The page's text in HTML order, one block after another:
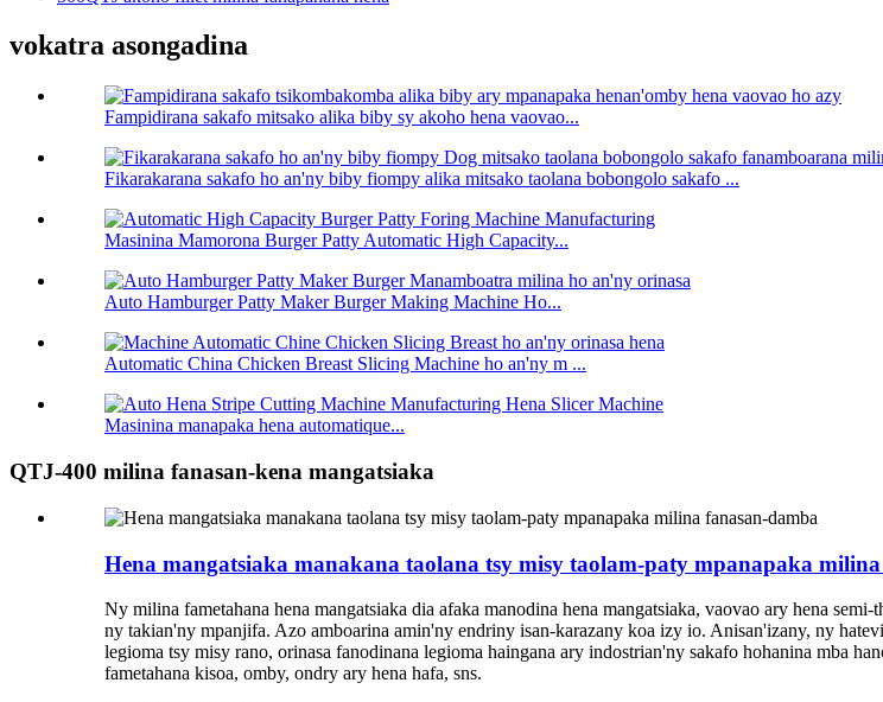
vokatra asongadina
Fampidirana sakafo mitsako alika biby sy akoho hena vaovao...
Fikarakarana sakafo ho an'ny biby fiompy alika mitsako taolana bobongolo sakafo ...
Masinina Mamorona Burger Patty Automatic High Capacity...
Auto Hamburger Patty Maker Burger Making Machine Ho...
Automatic China Chicken Breast Slicing Machine ho an'ny m ...
Masinina manapaka hena automatique...
QTJ-400 milina fanasan-kena mangatsiaka
Hena mangatsiaka manakana taolana tsy misy taolam-paty mpanapaka
Ny milina fametahana hena mangatsiaka dia afaka manodina hena mangatsiaka, vaovao ary hena
ny takian'ny mpanjifa. Azo amboarina amin'ny endriny isan-karazany koa izy io. Anisan'izany, ny
legioma tsy misy rano, orinasa fanodinana legioma haingana ary indostrian'ny sakafo hohanina mba
fametahana kisoa, omby, ondry ary hena hafa, sns.